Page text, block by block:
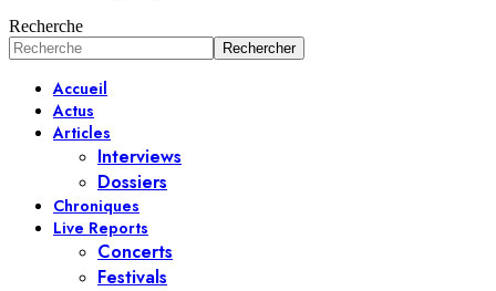
Recherche
Accueil
Actus
Articles
Interviews
Dossiers
Chroniques
Live Reports
Concerts
Festivals